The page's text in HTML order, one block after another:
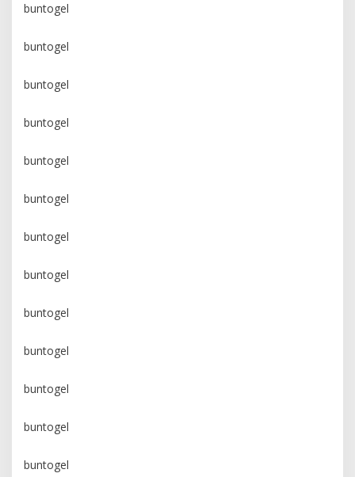
buntogel
buntogel
buntogel
buntogel
buntogel
buntogel
buntogel
buntogel
buntogel
buntogel
buntogel
buntogel
buntogel